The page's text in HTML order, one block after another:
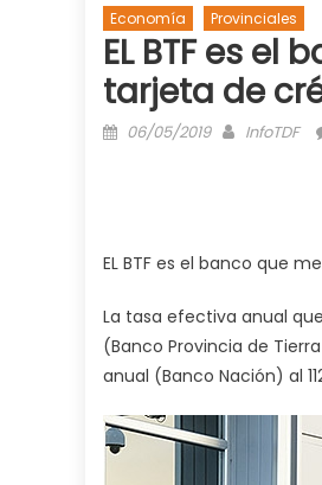
Economía Provinciales
EL BTF es
tarjeta de
Posted
06/05/2019 Author
InfoTDF
EL BTF es el banco que
La tasa efectiva anual
(Banco Provincia de
anual (Banco Nación) al